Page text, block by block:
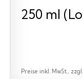
250 ml
Preise inkl. MwSt.,